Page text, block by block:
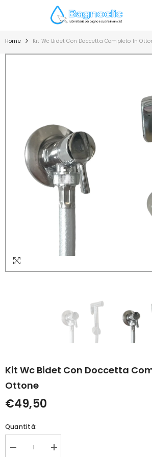
Home Kit Wc Bidet Con Doccetta Completo In
Kit Wc Bidet Con Doccetta
Ottone
€49,50
Quantità:
Diminuisci
Aumenta